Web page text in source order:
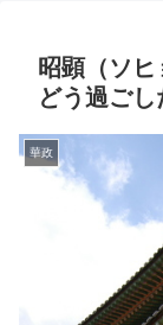
昭顕（ソ
どう過ごし
華政